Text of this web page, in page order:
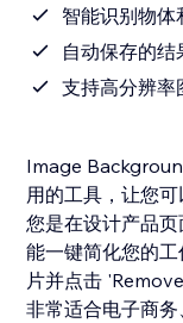
智能识别物体
自动保存的
支持高分辨率
Image
用的工具，让您
您是在设计产品
能一键简化您的
片并点击
非常适合电子商